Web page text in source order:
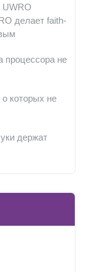
UWRO
делает faith-
процессора не
которых не
держат